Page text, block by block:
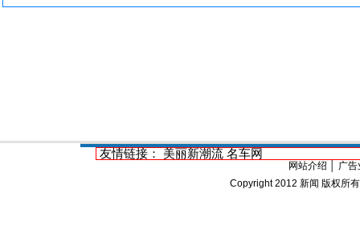
友情链接： 美丽新潮流 名车网
网站介绍
广告
Copyright 2012 新闻 版权所